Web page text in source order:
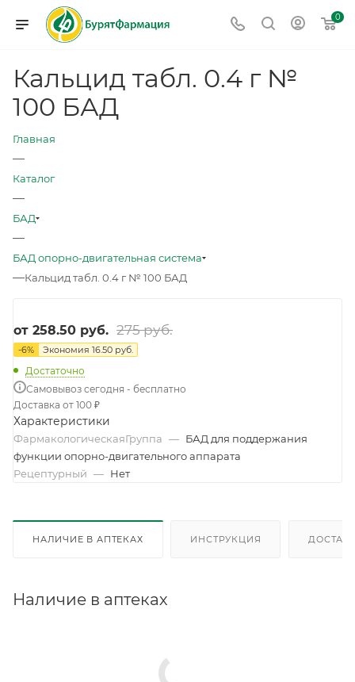
0
Кальцид табл. 0.4 г №
100 БАД
Главная
—
Каталог
—
БАД
—
БАД опорно-двигательная система
—Кальцид табл. 0.4 г № 100 БАД
от 258.50 руб. 275 руб.
-6% Экономия 16.50 руб.
Достаточно
Самовывоз сегодня - бесплатно
Доставка от 100 ₽
Характеристики
ФармакологическаяГруппа — БАД для поддержания
функции опорно-двигательного аппарата
Рецептурный — Нет
НАЛИЧИЕ В АПТЕКАХ ИНСТРУКЦИЯ
Наличие в аптеках